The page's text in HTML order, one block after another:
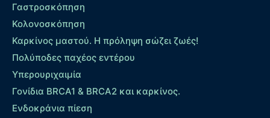
Γαστροσκόπηση
Κολονοσκόπηση
Καρκίνος μαστού. Η πρόληψη σώζει ζωές!
Πολύποδες παχέος εντέρου
Yπερουριχαιμία
Γονίδια BRCA1 & BRCA2 και καρκίνος.
Ενδοκράνια πίεση